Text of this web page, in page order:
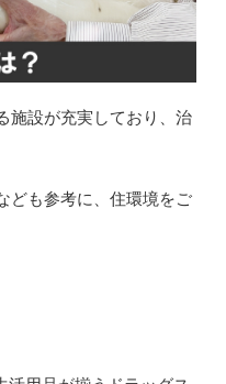
施設が充実しており、治
ども参考に、住環境をご